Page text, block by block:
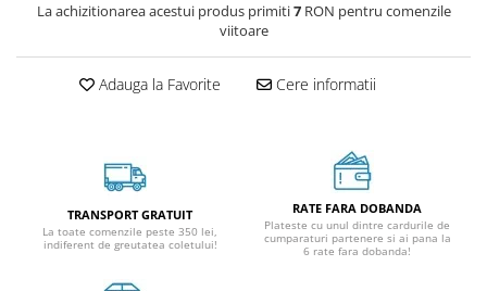
La achizitionarea acestui produs primiti7RON pentru comenzile
viitoare
Adauga la Favorite Cere informatii
TRANSPORT GRATUIT
La toate comenzile peste 350 lei,
indiferent de greutatea coletului!
RATE FARA DOBANDA
Plateste cu unul dintre cardurile de
cumparaturi partenere si ai pana la
6 rate fara dobanda!